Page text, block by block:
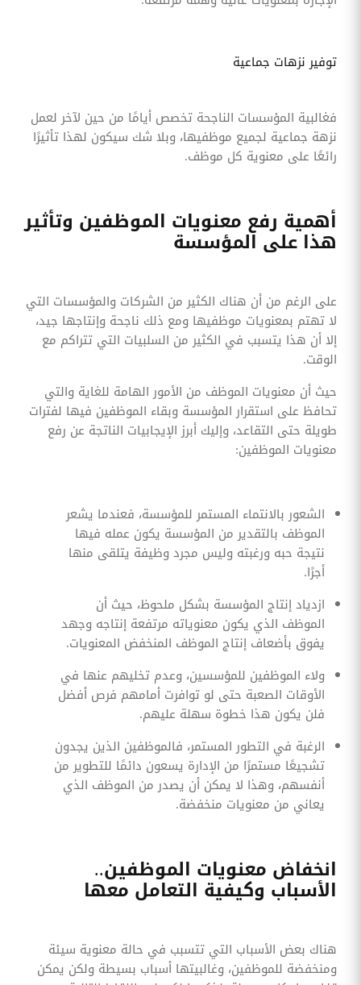
توفير نزهات جماعية
فغالبية المؤسسات الناجحة تخصص أيامًا من حين لآخر لعمل
نزهة جماعية لجميع موظفيها، وبلا شك سيكون لهذا تأثيرًا
رائعًا على معنوية كل موظف.
أهمية رفع معنويات الموظفين وتأثير
هذا على المؤسسة
على الرغم من أن هناك الكثير من الشركات والمؤسسات التي
لا تهتم بمعنويات موظفيها ومع ذلك ناجحة وإنتاجها جيد،
إلا أن هذا يتسبب في الكثير من السلبيات التي تتراكم مع
الوقت.
حيث أن معنويات الموظف من الأمور الهامة للغاية والتي
تحافظ على استقرار المؤسسة وبقاء الموظفين فيها لفترات
طويلة حتى التقاعد، وإليك أبرز الإيجابيات الناتجة عن رفع
معنويات الموظفين:
الشعور بالانتماء المستمر للمؤسسة، فعندما يشعر
الموظف بالتقدير من المؤسسة يكون عمله فيها
نتيجة حبه ورغبته وليس مجرد وظيفة يتلقى منها
أجرًا.
ازدياد إنتاج المؤسسة بشكل ملحوظ، حيث أن
الموظف الذي يكون معنوياته مرتفعة إنتاجه وجهد
يفوق بأضعاف إنتاج الموظف المنخفض المعنويات.
ولاء الموظفين للمؤسسين، وعدم تخليهم عنها في
الأوقات الصعبة حتى لو توافرت أمامهم فرص أفضل
فلن يكون هذا خطوة سهلة عليهم.
الرغبة في التطور المستمر، فالموظفين الذين يجدون
تشجيعًا مستمرًا من الإدارة يسعون دائمًا للتطوير من
أنفسهم، وهذا لا يمكن أن يصدر من الموظف الذي
يعاني من معنويات منخفضة.
انخفاض معنويات الموظفين..
الأسباب وكيفية التعامل معها
هناك بعض الأسباب التي تتسبب في حالة معنوية سيئة
ومنخفضة للموظفين، وغالبيتها أسباب بسيطة ولكن يمكن